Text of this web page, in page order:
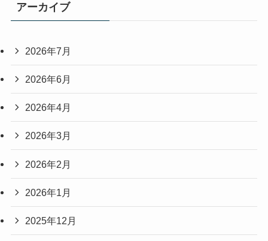
アーカイブ
2026年7月
2026年6月
2026年4月
2026年3月
2026年2月
2026年1月
2025年12月